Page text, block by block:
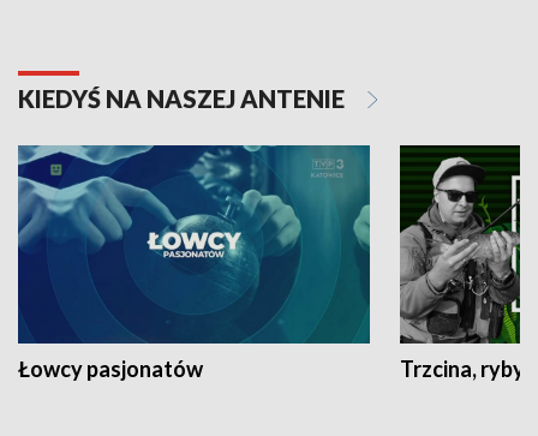
KIEDYŚ NA NASZEJ ANTENIE
Łowcy pasjonatów Trzcina, ryby